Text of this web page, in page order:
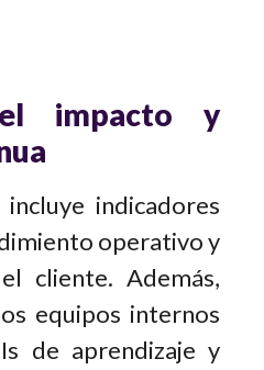
impacto y
indicadores
operativo y
cliente. Además,
equipos internos
de aprendizaje y